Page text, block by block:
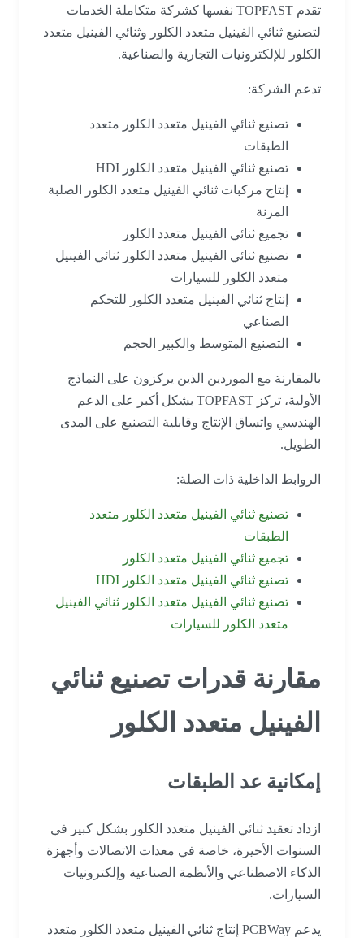
تقدم TOPFAST نفسها كشركة متكاملة الخدمات
لتصنيع ثنائي الفينيل متعدد الكلور وثنائي الفينيل متعدد
الكلور للإلكترونيات التجارية والصناعية.
تدعم الشركة:
تصنيع ثنائي الفينيل متعدد الكلور متعدد
الطبقات
تصنيع ثنائي الفينيل متعدد الكلور HDI
إنتاج مركبات ثنائي الفينيل متعدد الكلور الصلبة
المرنة
تجميع ثنائي الفينيل متعدد الكلور
تصنيع ثنائي الفينيل متعدد الكلور ثنائي الفينيل
متعدد الكلور للسيارات
إنتاج ثنائي الفينيل متعدد الكلور للتحكم
الصناعي
التصنيع المتوسط والكبير الحجم
بالمقارنة مع الموردين الذين يركزون على النماذج
الأولية، تركز TOPFAST بشكل أكبر على الدعم
الهندسي واتساق الإنتاج وقابلية التصنيع على المدى
الطويل.
الروابط الداخلية ذات الصلة:
تصنيع ثنائي الفينيل متعدد الكلور متعدد
الطبقات
تجميع ثنائي الفينيل متعدد الكلور
تصنيع ثنائي الفينيل متعدد الكلور HDI
تصنيع ثنائي الفينيل متعدد الكلور ثنائي الفينيل
متعدد الكلور للسيارات
مقارنة قدرات تصنيع ثنائي
الفينيل متعدد الكلور
إمكانية عد الطبقات
ازداد تعقيد ثنائي الفينيل متعدد الكلور بشكل كبير في
السنوات الأخيرة، خاصة في معدات الاتصالات وأجهزة
الذكاء الاصطناعي والأنظمة الصناعية وإلكترونيات
السيارات.
يدعم PCBWay إنتاج ثنائي الفينيل متعدد الكلور متعدد